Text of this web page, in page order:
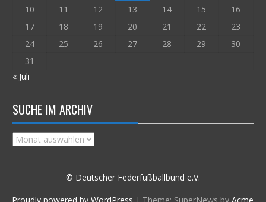
10
11 12 13 14 15
16
17
18 19 20 21 22
23
24
25 26 27 28 29
30
31
« Juli
SUCHE IM ARCHIV
Suche
© Deutscher Federfußballbund e.V.